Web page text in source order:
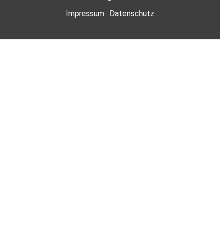
Impressum · Datenschutz